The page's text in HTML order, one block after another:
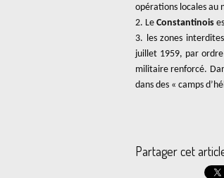
opérations locales au
2. Le Constantinois
3. les zones
juillet 1959, par
militaire renforcé.
dans des « camps
Partager cet